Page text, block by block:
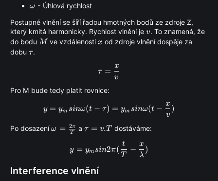
\omega
ω - Úhlová rychlost
Postupné vlnění se šíří řadou hmotných bodů ze zdroje Z,
který kmitá harmonicky. Rychlost vlnění jev
v. To znamená, že
do bodu M
M ve vzdálenostix
x od zdroje vlnění dospěje za
dobu\tau
τ.
\tau = \frac{x}{v}
τ =
v
x
Pro M bude tedy platit rovnice:
y = y_{m}sin\omega(t-
y = ym sinω(t − τ) = ym sinω(t −
v
x
)
Po dosazení\omega =
ω = T
2π a\tau
v.T
τ = v.T dostáváme:
y =
y = ym sin2π(
T
t
−
λ
x
)
Interference vlnění